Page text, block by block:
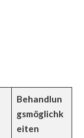
Behandlun
gsmöglichk
eiten